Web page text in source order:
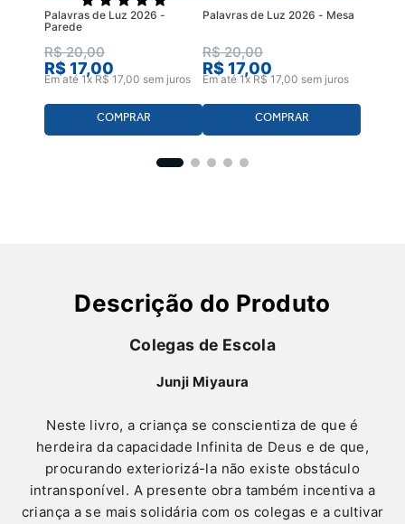
Palavras de Luz 2026 -
Parede
R$ 20,00
R$17,00
Em até 1x R$ 17 00 sem juros
Palavras de Luz 2026 - Mesa
R$ 20,00
R$17,00
Em até 1x R$ 17 00 sem juros
Descrição do Produto
Colegas de Escola
Junji Miyaura
Neste livro, a criança se conscientiza de que é
herdeira da capacidade Infinita de Deus e de que,
procurando exteriorizá-la não existe obstáculo
intransponível. A presente obra também incentiva a
criança a se mais solidária com os colegas e a cultivar